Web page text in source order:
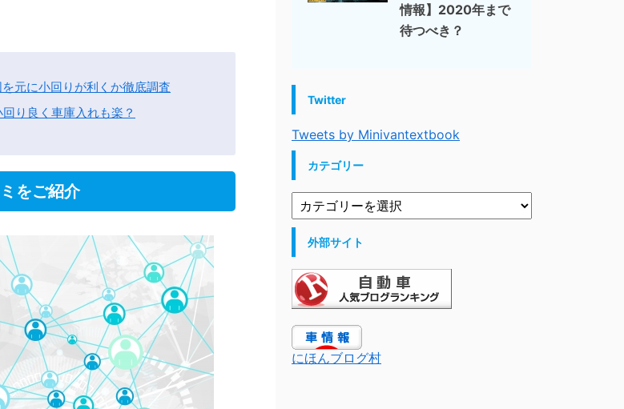
元に小回りが利くか徹底調査
り良く車庫入れも楽？
をご紹介
情報】2020年まで
待つべき？
Twitter
Tweets by Minivantextbook
カテゴリー
外部サイト
にほんブログ村